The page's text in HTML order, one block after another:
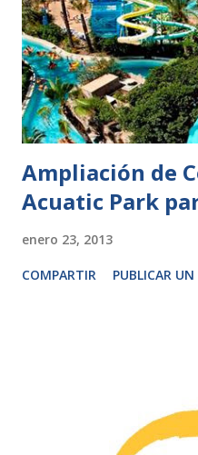
Ampliación de
Acuatic Park
enero 23, 2013
COMPARTIR PUBLICAR